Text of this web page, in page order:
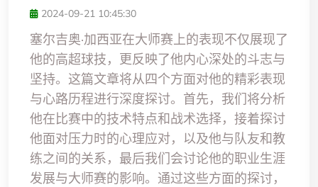
2024-09-21 10:45:30
塞尔吉奥·加西亚在大师赛上的表现不仅展现了
他的高超球技，更反映了他内心深处的斗志与
坚持。这篇文章将从四个方面对他的精彩表现
与心路历程进行深度探讨。首先，我们将分析
他在比赛中的技术特点和战术选择，接着探讨
他面对压力时的心理应对，以及他与队友和教
练之间的关系，最后我们会讨论他的职业生涯
发展与大师赛的影响。通过这些方面的探讨，